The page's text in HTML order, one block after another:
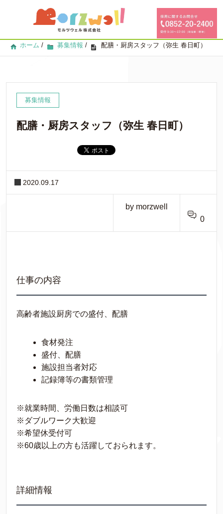
ホーム / 募集情報 / 配膳・厨房スタッフ（弥生 春日町）
募集情報
配膳・厨房スタッフ（弥生 春日町）
2020.09.17
by morzwell
0
仕事の内容
高齢者施設厨房での盛付、配膳
食材発注
盛付、配膳
施設担当者対応
記録簿等の書類管理
※就業時間、労働日数は相談可
※ダブルワーク大歓迎
※希望休受付可
※60歳以上の方も活躍しておられます。
詳細情報